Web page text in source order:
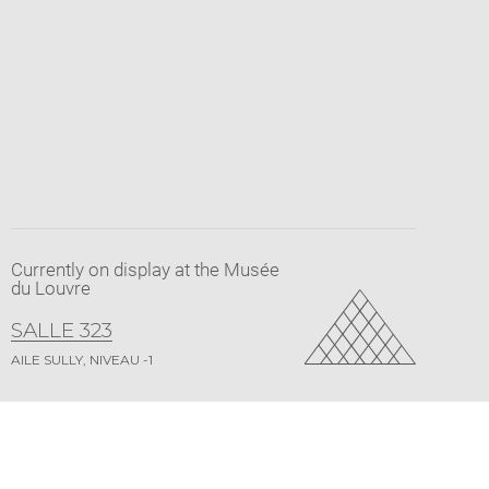
Currently on display at the Musée
du Louvre
SALLE 323
AILE SULLY, NIVEAU -1